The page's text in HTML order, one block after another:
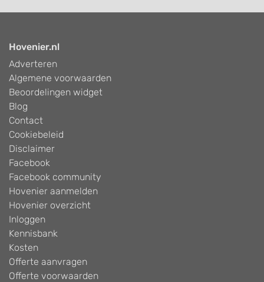
Hovenier.nl
Adverteren
Algemene voorwaarden
Beoordelingen widget
Blog
Contact
Cookiebeleid
Disclaimer
Facebook
Facebook community
Hovenier aanmelden
Hovenier overzicht
Inloggen
Kennisbank
Kosten
Offerte aanvragen
Offerte voorwaarden